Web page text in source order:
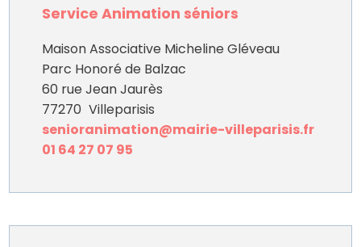
Service Animation séniors
Maison Associative Micheline Gléveau
Parc Honoré de Balzac
60 rue Jean Jaurès
77270 Villeparisis
senioranimation@mairie-villeparisis.fr
01 64 27 07 95